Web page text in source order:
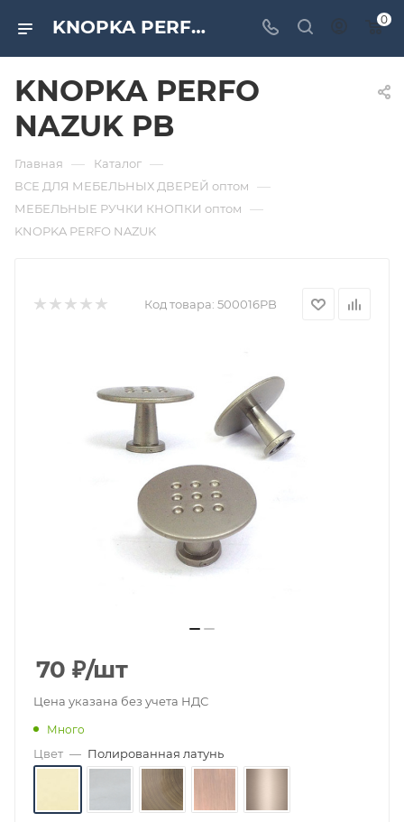
KNOPKA PERFO NAZUK PB. Дверная и мебельная фурнитура САМИР-КИЛИТ | Оптовые поставки 0
KNOPKA PERFO
NAZUK PB
Главная — Каталог —
ВСЕ ДЛЯ МЕБЕЛЬНЫХ ДВЕРЕЙ оптом —
МЕБЕЛЬНЫЕ РУЧКИ КНОПКИ оптом —
KNOPKA PERFO NAZUK
Код товара: 500016PB
70 ₽/шт
Цена указана без учета НДС
Много
Цвет — Полированная латунь